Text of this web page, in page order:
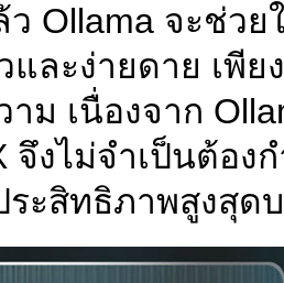
Ollama จะช่ว
และง่ายดาย เพี
ม เนื่องจาก
จึงไม่จำเป็นต้อง
ะสิทธิภาพสูงสุด